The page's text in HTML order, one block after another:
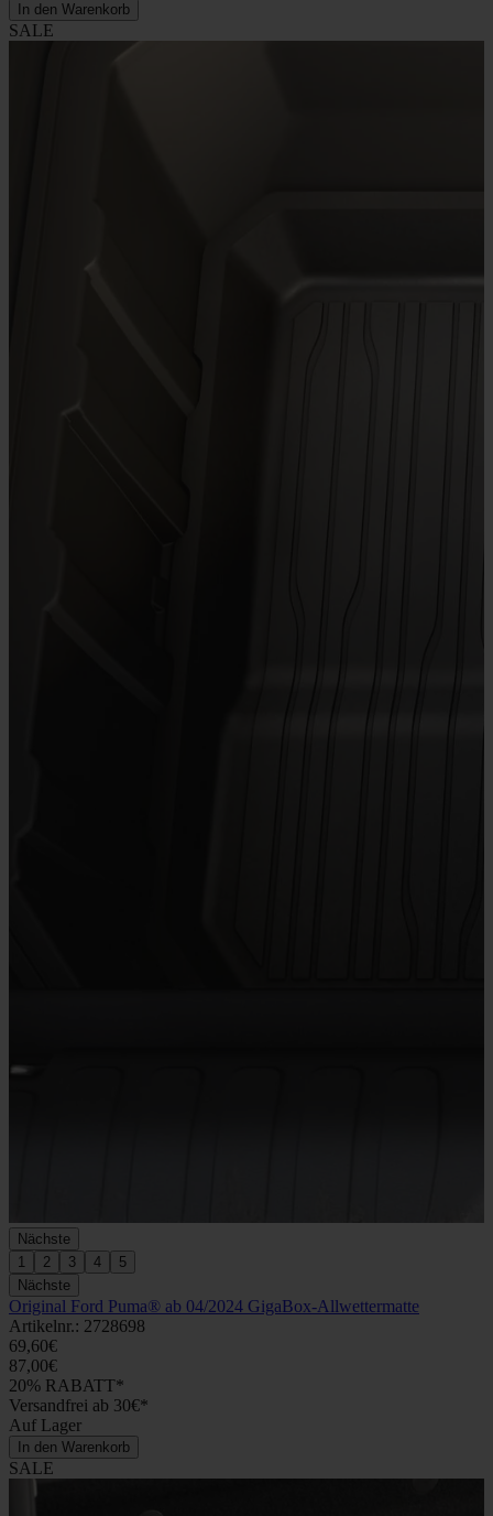
In den Warenkorb
SALE
Nächste
1
2 3 4
5
Nächste
Original Ford Puma® ab 04/2024 GigaBox-Allwettermatte
Artikelnr.: 2728698
69,60€
87,00€
20% RABATT*
Versandfrei ab 30€*
Auf Lager
In den Warenkorb
SALE